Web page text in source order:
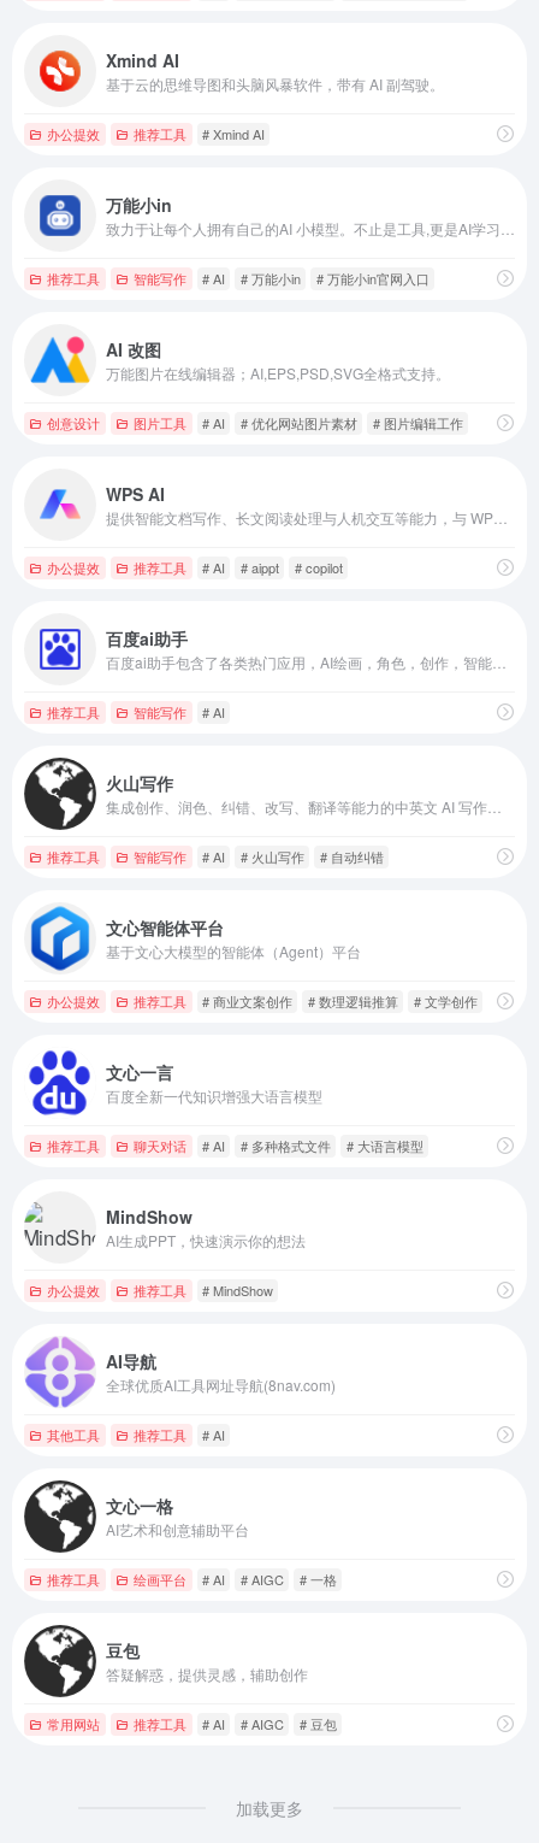
Xmind AI
基于云的思维导图和头脑风暴软件，带有 AI 副驾驶。
办公提效 推荐工具 # Xmind AI
万能小in
推荐工具 智能写作 # AI # 万能小in # 万能小in官网入口
AI 改图
万能图片在线编辑器；AI,EPS,PSD,SVG全格式支持。
创意设计 图片工具 # AI # 优化网站图片素材 # 图片编辑工作
WPS AI
办公提效 推荐工具 # AI # aippt # copilot
百度ai助手
推荐工具 智能写作 # AI
火山写作
推荐工具 智能写作 # AI # 火山写作 # 自动纠错
文心智能体平台
基于文心大模型的智能体（Agent）平台
办公提效 推荐工具 # 商业文案创作 # 数理逻辑推算 # 文学创作
文心一言
百度全新一代知识增强大语言模型
推荐工具 聊天对话 # AI # 多种格式文件 # 大语言模型
MindShow
AI生成PPT，快速演示你的想法
办公提效 推荐工具 # MindShow
AI导航
全球优质AI工具网址导航(8nav.com)
其他工具 推荐工具 # AI
文心一格
AI艺术和创意辅助平台
推荐工具 绘画平台 # AI # AIGC # 一格
豆包
答疑解惑，提供灵感，辅助创作
常用网站 推荐工具 # AI # AIGC # 豆包
加载更多